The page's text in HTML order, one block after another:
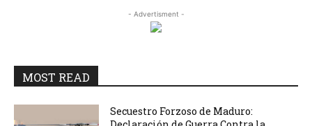
- Advertisment -
MOST READ
Secuestro Forzoso de Maduro: